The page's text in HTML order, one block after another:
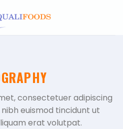
consectetuer adipiscing
euismod tincidunt ut
erat volutpat.